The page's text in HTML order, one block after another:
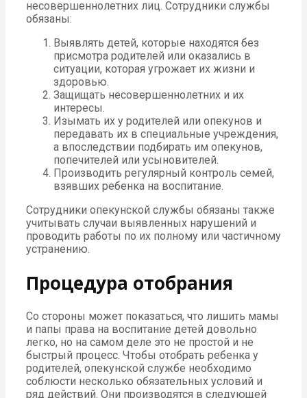
несовершеннолетних лиц. Сотрудники службы
обязаны:
Выявлять детей, которые находятся без
присмотра родителей или оказались в
ситуации, которая угрожает их жизни и
здоровью.
Защищать несовершеннолетних и их
интересы.
Изымать их у родителей или опекунов и
передавать их в специальные учреждения,
а впоследствии подбирать им опекунов,
попечителей или усыновителей.
Производить регулярный контроль семей,
взявших ребенка на воспитание.
Сотрудники опекунской службы обязаны также
учитывать случаи выявленных нарушений и
проводить работы по их полному или частичному
устранению.
Процедура отобрания
Со стороны может показаться, что лишить мамы
и папы права на воспитание детей довольно
легко, но на самом деле это не простой и не
быстрый процесс. Чтобы отобрать ребенка у
родителей, опекунской службе необходимо
соблюсти несколько обязательных условий и
ряд действий. Они производятся в следующей